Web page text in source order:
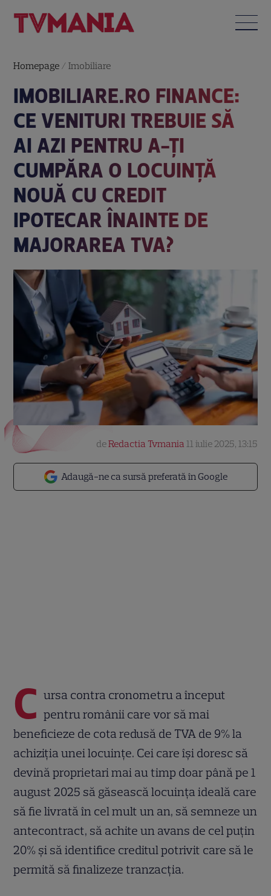
Homepage /Imobiliare
IMOBILIARE.RO FINANCE:
CE VENITURI TREBUIE SĂ
AI AZI PENTRU A-ȚI
CUMPĂRA O LOCUINȚĂ
NOUĂ CU CREDIT
IPOTECAR ÎNAINTE DE
MAJORAREA TVA?
Adaugă-ne ca sursă preferată în Google
deRedactia Tvmania 11 iulie 2025, 13:15
C ursa contra cronometru a început
pentru românii care vor să mai
beneficieze de cota redusă de TVA de 9% la
achiziția unei locuințe. Cei care își doresc să
devină proprietari mai au timp doar până pe 1
august 2025 să găsească locuința ideală care
să fie livrată în cel mult un an, să semneze un
antecontract, să achite un avans de cel puțin
20% și să identifice creditul potrivit care să le
permită să finalizeze tranzacția.